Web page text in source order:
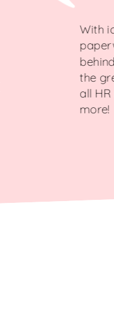
With
the
all
more!